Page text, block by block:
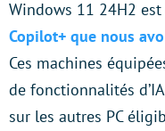
Windows 11 24H2
Copilot+ que nous
Ces machines
de fonctionnalités
sur les autres PC